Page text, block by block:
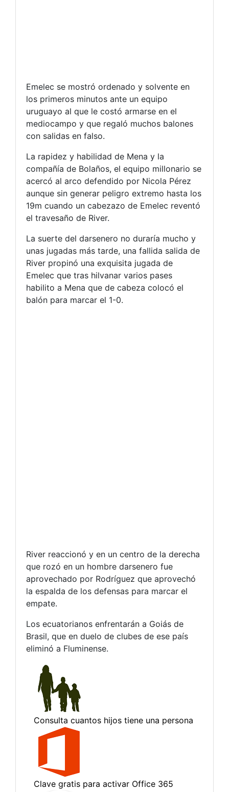
Emelec se mostró ordenado y solvente en
los primeros minutos ante un equipo
uruguayo al que le costó armarse en el
mediocampo y que regaló muchos balones
con salidas en falso.
La rapidez y habilidad de Mena y la
compañía de Bolaños, el equipo millonario se
acercó al arco defendido por Nicola Pérez
aunque sin generar peligro extremo hasta los
19m cuando un cabezazo de Emelec reventó
el travesaño de River.
La suerte del darsenero no duraría mucho y
unas jugadas más tarde, una fallida salida de
River propinó una exquisita jugada de
Emelec que tras hilvanar varios pases
habilito a Mena que de cabeza colocó el
balón para marcar el 1-0.
River reaccionó y en un centro de la derecha
que rozó en un hombre darsenero fue
aprovechado por Rodríguez que aprovechó
la espalda de los defensas para marcar el
empate.
Los ecuatorianos enfrentarán a Goiás de
Brasil, que en duelo de clubes de ese país
eliminó a Fluminense.